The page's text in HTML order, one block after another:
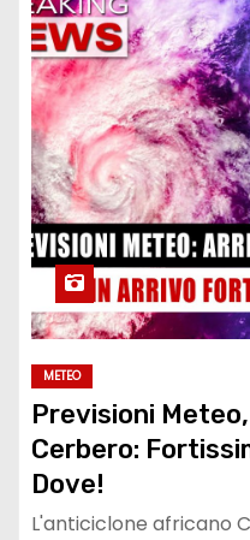
METEO
Previsioni
Cerbero:
Dove!
L'anticiclone africano